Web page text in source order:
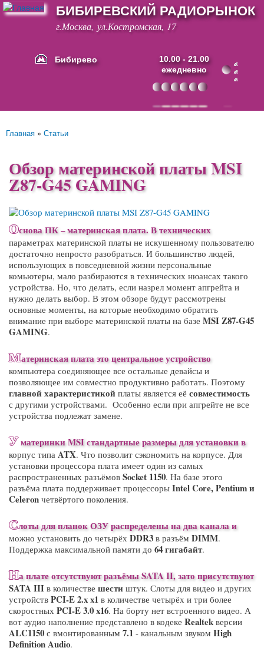
Перейти к
основному
содержанию
БИБИРЕВСКИЙ РАДИОРЫНОК
г.Москва, ул.Костромская, 17
Бибирево
10.00 - 21.00
ежедневно
Основные ссылки
Вы здесь
Главная » Статьи
Обзор материнской платы MSI
Z87-G45 GAMING
Основа ПК –материнская плата. В технических
параметрах материнской платы не искушенному пользователю
достаточно непросто разобраться. И большинство людей,
использующих в повседневной жизни персональные
комьютеры, мало разбираются в технических нюансах такого
устройства. Но, что делать, если назрел момент апгрейта и
нужно делать выбор. В этом обзоре будут рассмотрены
основные моменты, на которые необходимо обратить
внимание при выборе материнской платы на базе MSI Z87-G45
GAMING.
Материнская платаэто центральное устройство
компьютера соединяющее все остальные девайсы и
позволяющее им совместно продуктивно работать. Поэтому
главной характеристикой платы является её совместимость
с другими устройствами. Особенно если при апгрейте не все
устройства подлежат замене.
УматеринкиMSIстандартные размеры для установки в
корпус типа ATX. Что позволит сэкономить на корпусе. Для
установки процессора плата имеет один из самых
распространенных разъёмов Socket 1150. На базе этого
разъёма плата поддерживает процессоры Intel Core, Pentium и
Celeron четвёртого поколения.
Слотыдля планокОЗУраспределены на два канала и
можно установить до четырёх DDR3 в разъём DIMM.
Поддержка максимальной памяти до 64 гигабайт.
На плате отсутствуют разъёмы SATA II, зато присутствуют
SATA III в количестве шести штук. Слоты для видео и других
устройств PCI-E 2.x x1 в количестве четырёх и три более
скоростных PCI-E 3.0 x16. На борту нет встроенного видео. А
вот аудио наполнение представлено в кодеке Realtek версии
ALC1150 с вмонтированным 7.1 - канальным звуком High
Definition Audio.